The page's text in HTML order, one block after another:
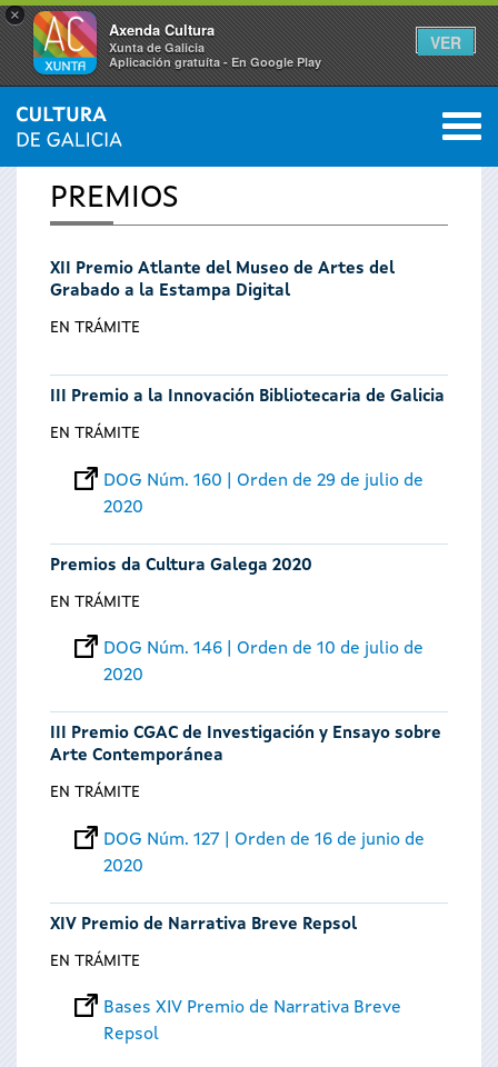
×
Axenda Cultura
Xunta de Galicia
Aplicación gratuíta - En Google Play
VER
Se
encuentra
usted
aquí
INICIO 0
PREMIOS
XII Premio Atlante del Museo de Artes del
Grabado a la Estampa Digital
EN TRÁMITE
III Premio a la Innovación Bibliotecaria de Galicia
EN TRÁMITE
DOG Núm. 160 | Orden de 29 de julio de
2020
Premios da Cultura Galega 2020
EN TRÁMITE
DOG Núm. 146 | Orden de 10 de julio de
2020
III Premio CGAC de Investigación y Ensayo sobre
Arte Contemporánea
EN TRÁMITE
DOG Núm. 127 | Orden de 16 de junio de
2020
XIV Premio de Narrativa Breve Repsol
EN TRÁMITE
Bases XIV Premio de Narrativa Breve
Repsol